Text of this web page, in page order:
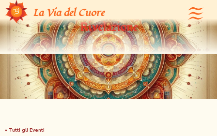
La Via del Cuore
Iniziazione Tantrica alle pratiche della
Rivelazione
« Tutti gli Eventi